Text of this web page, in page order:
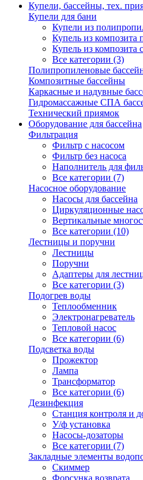
Купели, бассейны, тех.
Купели для бани
Купели из
Купель из композита
Купель из композита
Все категории (3)
Полипропиленовые
Композитные бассейны
Каркасные и надувные
Гидромассажные СПА
Технический приямок
Оборудование для бассейна
Фильтрация
Фильтр с насосом
Фильтр без насоса
Наполнитель для
Все категории (7)
Насосное оборудование
Насосы для бассейна
Циркуляционные
Вертикальные
Все категории (10)
Лестницы и поручни
Лестницы
Поручни
Адаптеры для
Все категории (3)
Подогрев воды
Теплообменник
Электронагреватель
Тепловой насос
Все категории (6)
Подсветка воды
Прожектор
Лампа
Трансформатор
Все категории (6)
Дезинфекция
Станция контроля и
У/ф установка
Насосы-дозаторы
Все категории (7)
Закладные элементы
Скиммер
Форсунка возврата